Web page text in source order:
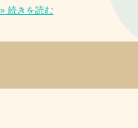
» 続きを読む